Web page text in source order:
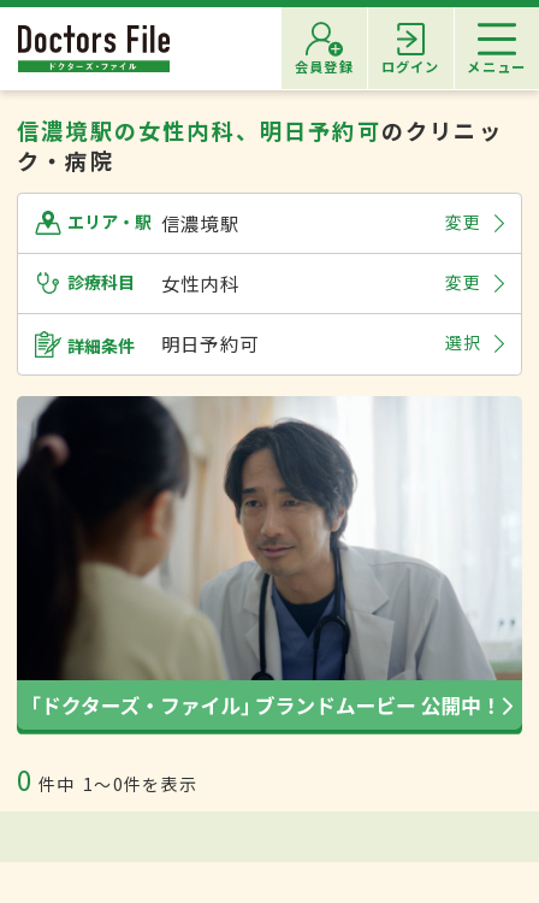
会員登録 ログイン メニュー
信濃境駅の女性内科、明日予約可のクリニッ
ク・病院
エリア・駅 信濃境駅 変更
診療科目 女性内科 変更
詳細条件 明日予約可 選択
0 件中 1〜0件を表示